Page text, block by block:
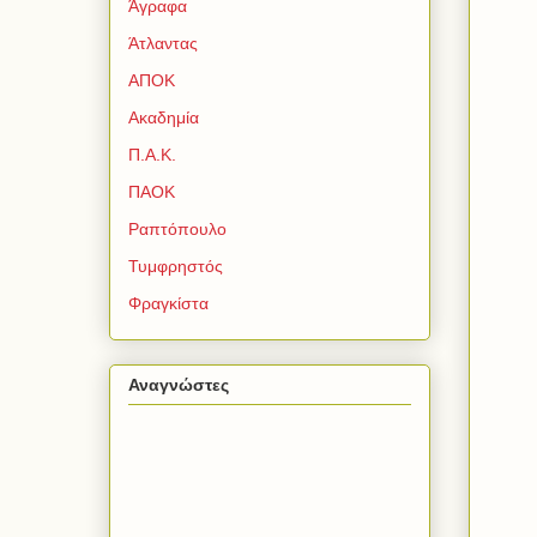
Άγραφα
Άτλαντας
ΑΠΟΚ
Ακαδημία
Π.Α.Κ.
ΠΑΟΚ
Ραπτόπουλο
Τυμφρηστός
Φραγκίστα
Αναγνώστες